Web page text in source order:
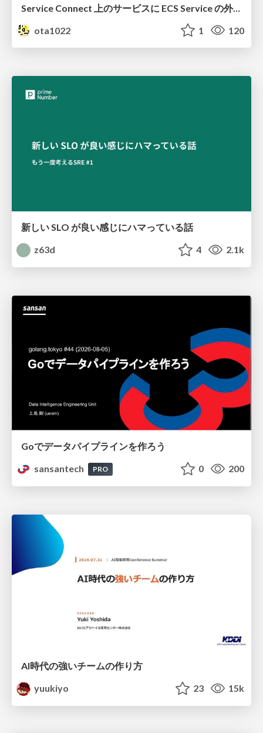
Service Connect 上のサービスに ECS Service の外側から到達できなかった話
ota1022
1 120
新しい SLO が良い感じにハマっている話
z63d
4 2.1k
Goでデータパイプラインを作ろう
sansantech
PRO 0 200
AI時代の強いチームの作り方
yuukiyo
23 15k